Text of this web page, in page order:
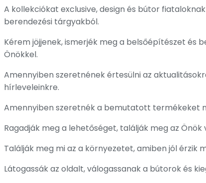
A kollekciókat exclusive, design és bútor
berendezési tárgyakból.
Kérem jöjjenek, ismerjék meg a belsőépítészet és
Önökkel.
Amennyiben szeretnének értesülni az
hírleveleinkre.
Amennyiben szeretnék a bemutatott termékeket
Ragadják meg a lehetőséget, találják meg az Önök
Találják meg mi az a környezetet, amiben jól érzik
Látogassák az oldalt, válogassanak a bútorok és